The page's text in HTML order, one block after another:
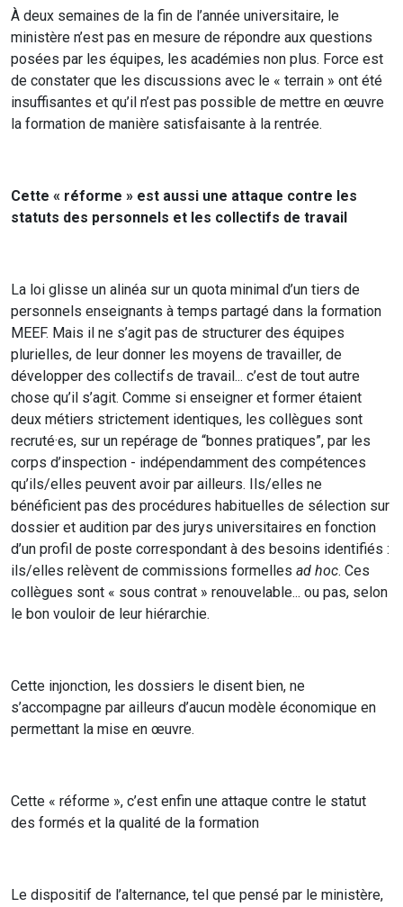
À deux semaines de la fin de l’année universitaire, le
ministère n’est pas en mesure de répondre aux questions
posées par les équipes, les académies non plus. Force est
de constater que les discussions avec le « terrain » ont été
insuffisantes et qu’il n’est pas possible de mettre en œuvre
la formation de manière satisfaisante à la rentrée.
Cette « réforme » est aussi une attaque contre les
statuts des personnels et les collectifs de travail
La loi glisse un alinéa sur un quota minimal d’un tiers de
personnels enseignants à temps partagé dans la formation
MEEF. Mais il ne s’agit pas de structurer des équipes
plurielles, de leur donner les moyens de travailler, de
développer des collectifs de travail... c’est de tout autre
chose qu’il s’agit. Comme si enseigner et former étaient
deux métiers strictement identiques, les collègues sont
recruté·es, sur un repérage de “bonnes pratiques”, par les
corps d’inspection - indépendamment des compétences
qu’ils/elles peuvent avoir par ailleurs. Ils/elles ne
bénéficient pas des procédures habituelles de sélection sur
dossier et audition par des jurys universitaires en fonction
d’un profil de poste correspondant à des besoins identifiés :
ils/elles relèvent de commissions formelles ad hoc. Ces
collègues sont « sous contrat » renouvelable... ou pas, selon
le bon vouloir de leur hiérarchie.
Cette injonction, les dossiers le disent bien, ne
s’accompagne par ailleurs d’aucun modèle économique en
permettant la mise en œuvre.
Cette « réforme », c’est enfin une attaque contre le statut
des formés et la qualité de la formation
Le dispositif de l’alternance, tel que pensé par le ministère,